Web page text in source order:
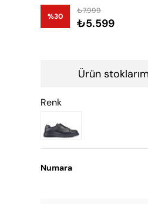
%30
İndirim
₺7.999
₺5.599
Ürün
Renk
Numara